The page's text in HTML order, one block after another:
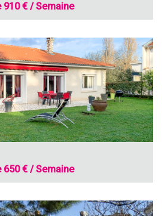
910 € / Semaine
650 € / Semaine